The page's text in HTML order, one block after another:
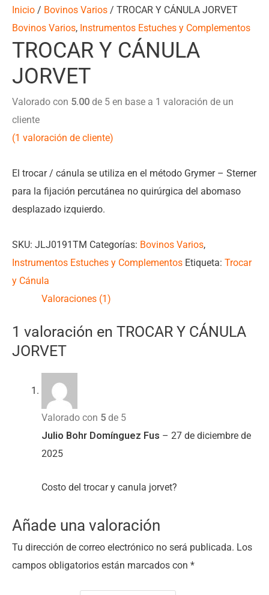
Inicio / Bovinos Varios / TROCAR Y CÁNULA JORVET
Bovinos Varios, Instrumentos Estuches y Complementos
TROCAR Y CÁNULA
JORVET
Valorado con 5.00 de 5 en base a 1 valoración de un
cliente
(1 valoración de cliente)
El trocar / cánula se utiliza en el método Grymer – Sterner
para la fijación percutánea no quirúrgica del abomaso
desplazado izquierdo.
SKU: JLJ0191TM Categorías: Bovinos Varios,
Instrumentos Estuches y Complementos Etiqueta: Trocar
y Cánula
Valoraciones (1)
1 valoración en TROCAR Y CÁNULA
JORVET
Valorado con 5 de 5
Julio Bohr Domínguez Fus – 27 de diciembre de
2025
Costo del trocar y canula jorvet?
Añade una valoración
Tu dirección de correo electrónico no será publicada. Los
campos obligatorios están marcados con *